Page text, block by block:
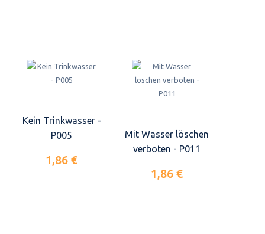
Kein Trinkwasser -
P005
1,86 €
Mit Wasser löschen
verboten - P011
1,86 €